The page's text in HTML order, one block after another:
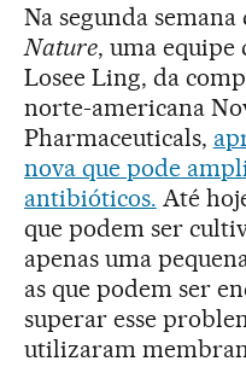
Na segunda
Nature, uma equipe
Losee Ling, da
norte-americana
Pharmaceuticals,
nova que pode
antibióticos. Até
que podem ser
apenas uma
as que podem ser
superar esse
utilizaram